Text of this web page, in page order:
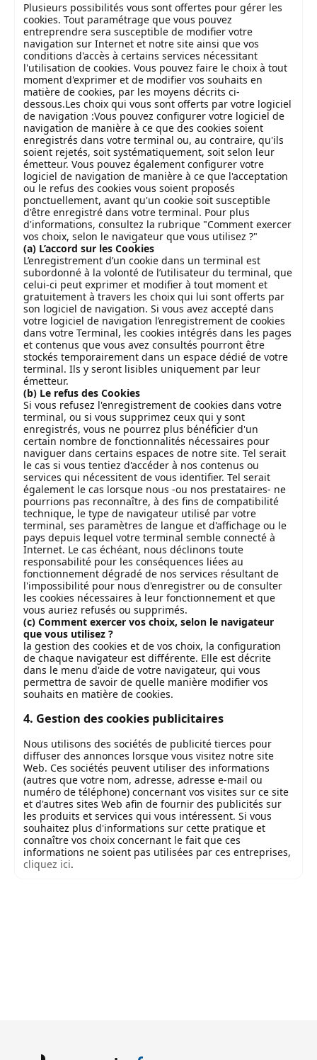
Plusieurs possibilités vous sont offertes pour gérer les
cookies. Tout paramétrage que vous pouvez
entreprendre sera susceptible de modifier votre
navigation sur Internet et notre site ainsi que vos
conditions d'accès à certains services nécessitant
l'utilisation de cookies. Vous pouvez faire le choix à tout
moment d'exprimer et de modifier vos souhaits en
matière de cookies, par les moyens décrits ci-
dessous.Les choix qui vous sont offerts par votre logiciel
de navigation :Vous pouvez configurer votre logiciel de
navigation de manière à ce que des cookies soient
enregistrés dans votre terminal ou, au contraire, qu'ils
soient rejetés, soit systématiquement, soit selon leur
émetteur. Vous pouvez également configurer votre
logiciel de navigation de manière à ce que l'acceptation
ou le refus des cookies vous soient proposés
ponctuellement, avant qu'un cookie soit susceptible
d'être enregistré dans votre terminal. Pour plus
d'informations, consultez la rubrique "Comment exercer
vos choix, selon le navigateur que vous utilisez ?"
(a) L’accord sur les Cookies
L’enregistrement d’un cookie dans un terminal est
subordonné à la volonté de l’utilisateur du terminal, que
celui-ci peut exprimer et modifier à tout moment et
gratuitement à travers les choix qui lui sont offerts par
son logiciel de navigation. Si vous avez accepté dans
votre logiciel de navigation l’enregistrement de cookies
dans votre Terminal, les cookies intégrés dans les pages
et contenus que vous avez consultés pourront être
stockés temporairement dans un espace dédié de votre
terminal. Ils y seront lisibles uniquement par leur
émetteur.
(b) Le refus des Cookies
Si vous refusez l'enregistrement de cookies dans votre
terminal, ou si vous supprimez ceux qui y sont
enregistrés, vous ne pourrez plus bénéficier d'un
certain nombre de fonctionnalités nécessaires pour
naviguer dans certains espaces de notre site. Tel serait
le cas si vous tentiez d'accéder à nos contenus ou
services qui nécessitent de vous identifier. Tel serait
également le cas lorsque nous -ou nos prestataires- ne
pourrions pas reconnaître, à des fins de compatibilité
technique, le type de navigateur utilisé par votre
terminal, ses paramètres de langue et d'affichage ou le
pays depuis lequel votre terminal semble connecté à
Internet. Le cas échéant, nous déclinons toute
responsabilité pour les conséquences liées au
fonctionnement dégradé de nos services résultant de
l'impossibilité pour nous d'enregistrer ou de consulter
les cookies nécessaires à leur fonctionnement et que
vous auriez refusés ou supprimés.
(c) Comment exercer vos choix, selon le navigateur
que vous utilisez ?
la gestion des cookies et de vos choix, la configuration
de chaque navigateur est différente. Elle est décrite
dans le menu d'aide de votre navigateur, qui vous
permettra de savoir de quelle manière modifier vos
souhaits en matière de cookies.
4. Gestion des cookies publicitaires
Nous utilisons des sociétés de publicité tierces pour
diffuser des annonces lorsque vous visitez notre site
Web. Ces sociétés peuvent utiliser des informations
(autres que votre nom, adresse, adresse e-mail ou
numéro de téléphone) concernant vos visites sur ce site
et d'autres sites Web afin de fournir des publicités sur
les produits et services qui vous intéressent. Si vous
souhaitez plus d'informations sur cette pratique et
connaître vos choix concernant le fait que ces
informations ne soient pas utilisées par ces entreprises,
cliquez ici.